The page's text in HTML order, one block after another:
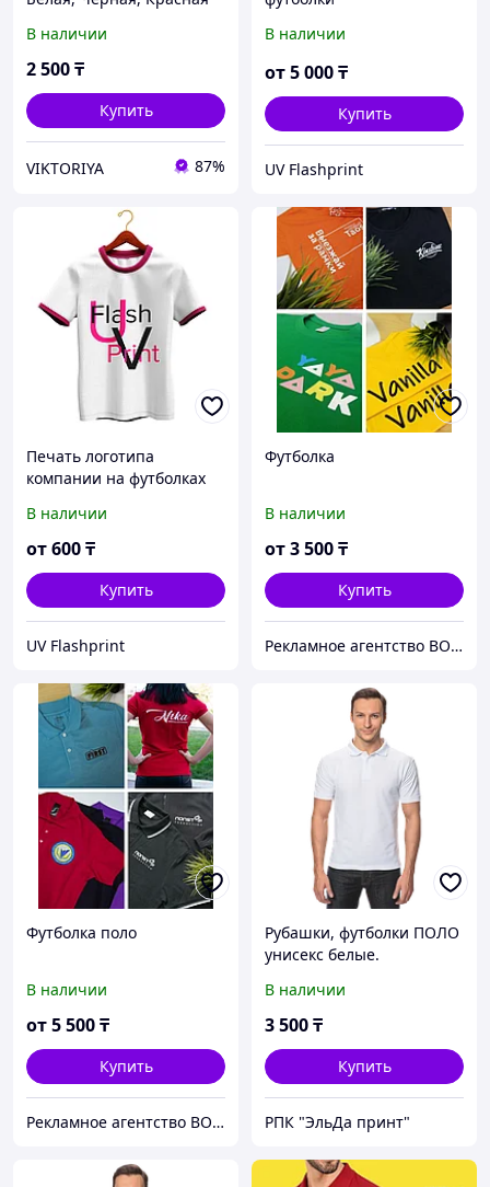
В наличии
2 500₸
Купить
VIKTORIYA 87%
В наличии
от5 000₸
Купить
UV Flashprint
Печать логотипа
компании на футболках
В наличии
от600₸
Купить
UV Flashprint
Футболка
В наличии
от3 500₸
Купить
Рекламное агентство ВОТ ТАК!
Футболка поло
В наличии
от5 500₸
Купить
Рекламное агентство ВОТ ТАК!
Рубашки, футболки ПОЛО
унисекс белые.
В наличии
3 500₸
Купить
РПК "ЭльДа принт"